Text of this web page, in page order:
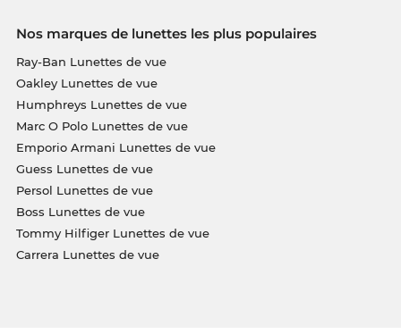
Nos marques de lunettes les plus populaires
Ray-Ban Lunettes de vue
Oakley Lunettes de vue
Humphreys Lunettes de vue
Marc O Polo Lunettes de vue
Emporio Armani Lunettes de vue
Guess Lunettes de vue
Persol Lunettes de vue
Boss Lunettes de vue
Tommy Hilfiger Lunettes de vue
Carrera Lunettes de vue